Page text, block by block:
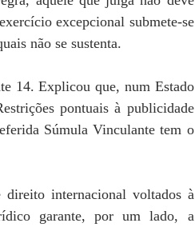
excepcional submete-se
não se sustenta.
14. Explicou que, num Estado
pontuais à publicidade
Súmula Vinculante tem o
direito internacional voltados à
garante, por um lado, a